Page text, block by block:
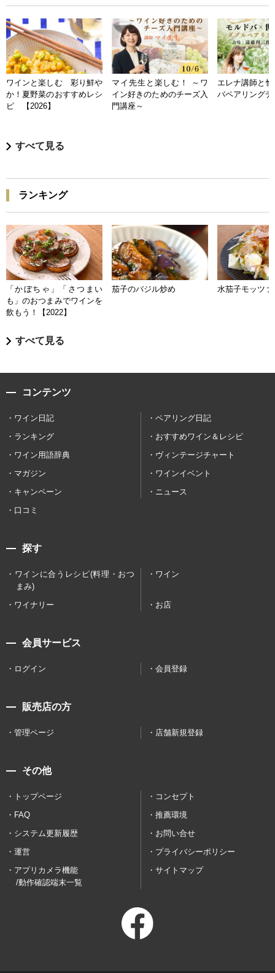
ワインと楽しむ 彩り鮮や
か！夏野菜のおすすめレシ
ピ 【2026】
マイ先生と楽しむ！ ～ワ
イン好きのためのチーズ入
門講座～
エレナ講師と
バペアリングデ
すべて見る
ランキング
「かぼちゃ」「さつまい
も」のおつまみでワインを
飲もう！【2022】
茄子のバジル炒め 水茄子モッツァ
すべて見る
コンテンツ
ワイン日記
ペアリング日記
ランキング
おすすめワイン＆レシピ
ワイン用語辞典
ヴィンテージチャート
マガジン
ワインイベント
キャンペーン
ニュース
口コミ
探す
ワインに合うレシピ(料理・おつ
まみ)
ワイン
ワイナリー お店
会員サービス
ログイン 会員登録
販売店の方
管理ページ 店舗新規登録
その他
トップページ
コンセプト
FAQ
推薦環境
システム更新履歴
お問い合せ
運営
プライバシーポリシー
アプリカメラ機能
/動作確認端末一覧
サイトマップ